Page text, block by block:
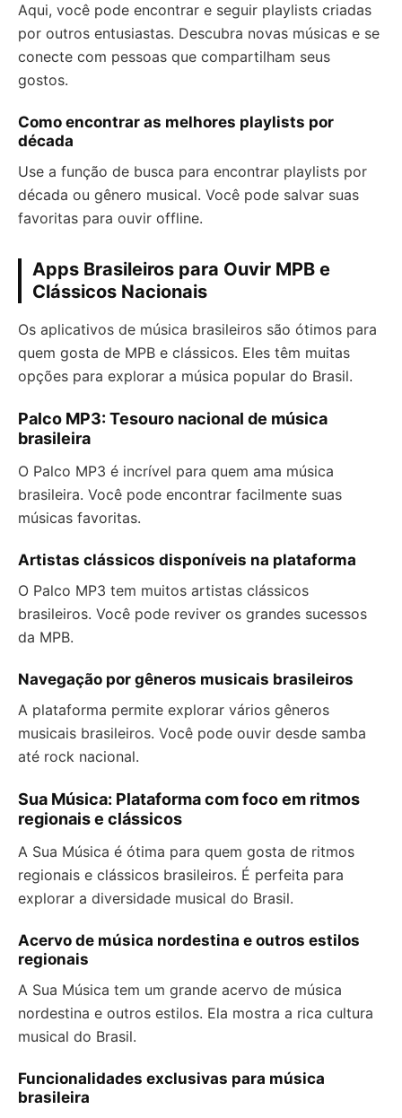
Aqui, você pode encontrar e seguir playlists criadas
por outros entusiastas. Descubra novas músicas e se
conecte com pessoas que compartilham seus
gostos.
Como encontrar as melhores playlists por
década
Use a função de busca para encontrar playlists por
década ou gênero musical. Você pode salvar suas
favoritas para ouvir offline.
Apps Brasileiros para Ouvir MPB e
Clássicos Nacionais
Os aplicativos de música brasileiros são ótimos para
quem gosta de MPB e clássicos. Eles têm muitas
opções para explorar a música popular do Brasil.
Palco MP3: Tesouro nacional de música
brasileira
O Palco MP3 é incrível para quem ama música
brasileira. Você pode encontrar facilmente suas
músicas favoritas.
Artistas clássicos disponíveis na plataforma
O Palco MP3 tem muitos artistas clássicos
brasileiros. Você pode reviver os grandes sucessos
da MPB.
Navegação por gêneros musicais brasileiros
A plataforma permite explorar vários gêneros
musicais brasileiros. Você pode ouvir desde samba
até rock nacional.
Sua Música: Plataforma com foco em ritmos
regionais e clássicos
A Sua Música é ótima para quem gosta de ritmos
regionais e clássicos brasileiros. É perfeita para
explorar a diversidade musical do Brasil.
Acervo de música nordestina e outros estilos
regionais
A Sua Música tem um grande acervo de música
nordestina e outros estilos. Ela mostra a rica cultura
musical do Brasil.
Funcionalidades exclusivas para música
brasileira